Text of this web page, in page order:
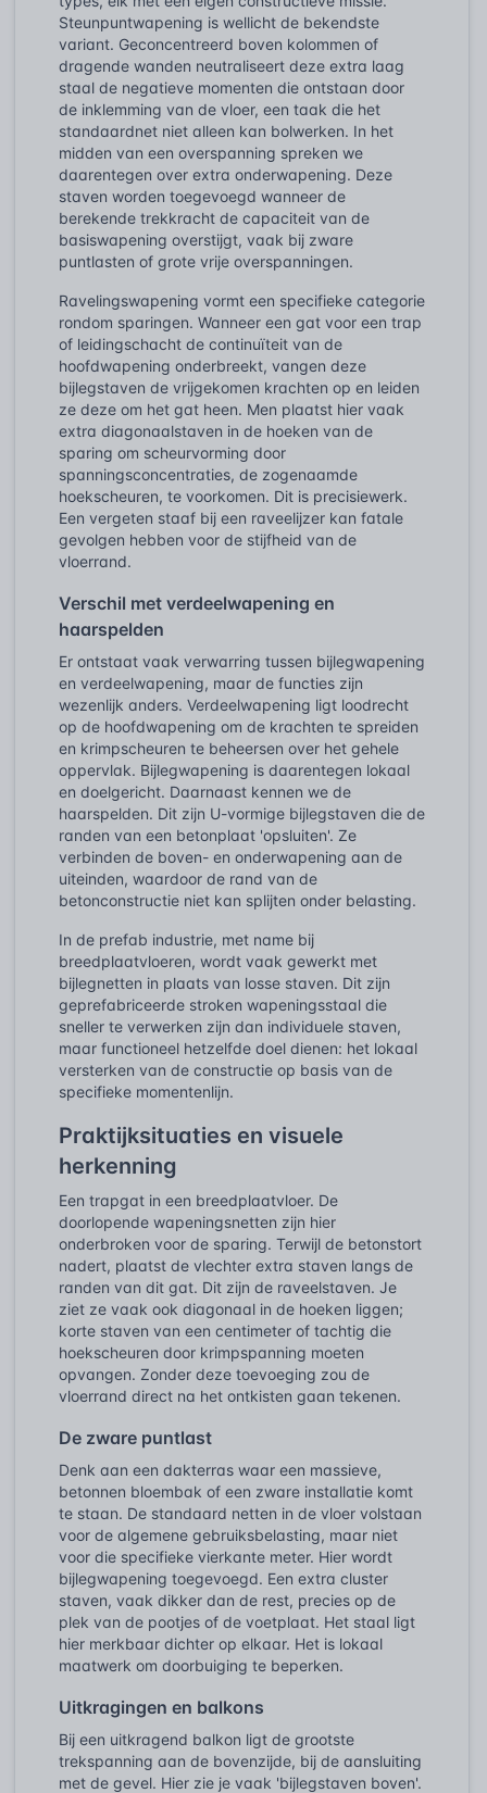
Steunpuntwapening is wellicht de bekendste
variant. Geconcentreerd boven kolommen of
dragende wanden neutraliseert deze extra laag
staal de negatieve momenten die ontstaan door
de inklemming van de vloer, een taak die het
standaardnet niet alleen kan bolwerken. In het
midden van een overspanning spreken we
daarentegen over extra onderwapening. Deze
staven worden toegevoegd wanneer de
berekende trekkracht de capaciteit van de
basiswapening overstijgt, vaak bij zware
puntlasten of grote vrije overspanningen.
Ravelingswapening vormt een specifieke categorie
rondom sparingen. Wanneer een gat voor een trap
of leidingschacht de continuïteit van de
hoofdwapening onderbreekt, vangen deze
bijlegstaven de vrijgekomen krachten op en leiden
ze deze om het gat heen. Men plaatst hier vaak
extra diagonaalstaven in de hoeken van de
sparing om scheurvorming door
spanningsconcentraties, de zogenaamde
hoekscheuren, te voorkomen. Dit is precisiewerk.
Een vergeten staaf bij een raveelijzer kan fatale
gevolgen hebben voor de stijfheid van de
vloerrand.
Verschil met verdeelwapening en
haarspelden
Er ontstaat vaak verwarring tussen bijlegwapening
en verdeelwapening, maar de functies zijn
wezenlijk anders. Verdeelwapening ligt loodrecht
op de hoofdwapening om de krachten te spreiden
en krimpscheuren te beheersen over het gehele
oppervlak. Bijlegwapening is daarentegen lokaal
en doelgericht. Daarnaast kennen we de
haarspelden. Dit zijn U-vormige bijlegstaven die de
randen van een betonplaat 'opsluiten'. Ze
verbinden de boven- en onderwapening aan de
uiteinden, waardoor de rand van de
betonconstructie niet kan splijten onder belasting.
In de prefab industrie, met name bij
breedplaatvloeren, wordt vaak gewerkt met
bijlegnetten in plaats van losse staven. Dit zijn
geprefabriceerde stroken wapeningsstaal die
sneller te verwerken zijn dan individuele staven,
maar functioneel hetzelfde doel dienen: het lokaal
versterken van de constructie op basis van de
specifieke momentenlijn.
Praktijksituaties en visuele
herkenning
Een trapgat in een breedplaatvloer. De
doorlopende wapeningsnetten zijn hier
onderbroken voor de sparing. Terwijl de betonstort
nadert, plaatst de vlechter extra staven langs de
randen van dit gat. Dit zijn de raveelstaven. Je
ziet ze vaak ook diagonaal in de hoeken liggen;
korte staven van een centimeter of tachtig die
hoekscheuren door krimpspanning moeten
opvangen. Zonder deze toevoeging zou de
vloerrand direct na het ontkisten gaan tekenen.
De zware puntlast
Denk aan een dakterras waar een massieve,
betonnen bloembak of een zware installatie komt
te staan. De standaard netten in de vloer volstaan
voor de algemene gebruiksbelasting, maar niet
voor die specifieke vierkante meter. Hier wordt
bijlegwapening toegevoegd. Een extra cluster
staven, vaak dikker dan de rest, precies op de
plek van de pootjes of de voetplaat. Het staal ligt
hier merkbaar dichter op elkaar. Het is lokaal
maatwerk om doorbuiging te beperken.
Uitkragingen en balkons
Bij een uitkragend balkon ligt de grootste
trekspanning aan de bovenzijde, bij de aansluiting
met de gevel. Hier zie je vaak 'bijlegstaven boven'.